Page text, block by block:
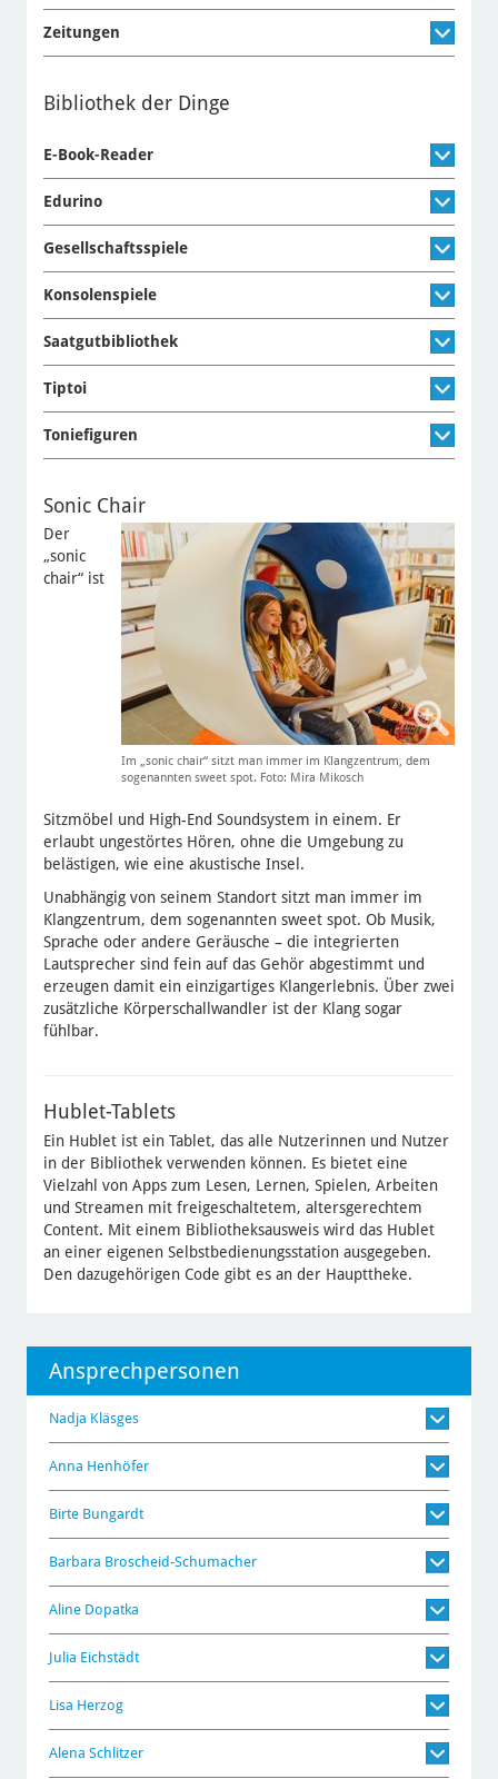
Zeitungen
Bibliothek der Dinge
E-Book-Reader
Edurino
Gesellschaftsspiele
Konsolenspiele
Saatgutbibliothek
Tiptoi
Toniefiguren
Sonic Chair
Im „sonic chair“ sitzt man immer im Klangzentrum, dem
sogenannten sweet spot. Foto: Mira Mikosch
Der
„sonic
chair“ ist
Sitzmöbel und High-End Soundsystem in einem. Er
erlaubt ungestörtes Hören, ohne die Umgebung zu
belästigen, wie eine akustische Insel.
Unabhängig von seinem Standort sitzt man immer im
Klangzentrum, dem sogenannten sweet spot. Ob Musik,
Sprache oder andere Geräusche – die integrierten
Lautsprecher sind fein auf das Gehör abgestimmt und
erzeugen damit ein einzigartiges Klangerlebnis. Über zwei
zusätzliche Körperschallwandler ist der Klang sogar
fühlbar.
Hublet-Tablets
Ein Hublet ist ein Tablet, das alle Nutzerinnen und Nutzer
in der Bibliothek verwenden können. Es bietet eine
Vielzahl von Apps zum Lesen, Lernen, Spielen, Arbeiten
und Streamen mit freigeschaltetem, altersgerechtem
Content. Mit einem Bibliotheksausweis wird das Hublet
an einer eigenen Selbstbedienungsstation ausgegeben.
Den dazugehörigen Code gibt es an der Haupttheke.
Ansprechpersonen
Nadja Kläsges
Anna Henhöfer
Birte Bungardt
Barbara Broscheid-Schumacher
Aline Dopatka
Julia Eichstädt
Lisa Herzog
Alena Schlitzer